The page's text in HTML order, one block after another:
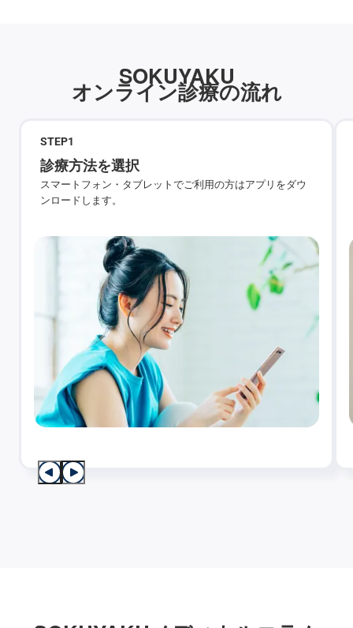
SOKUYAKU
オンライン診療の流れ
STEP1
診療方法を選択
スマートフォン・タブレットでご利用の方はアプリをダウ
ンロードします。